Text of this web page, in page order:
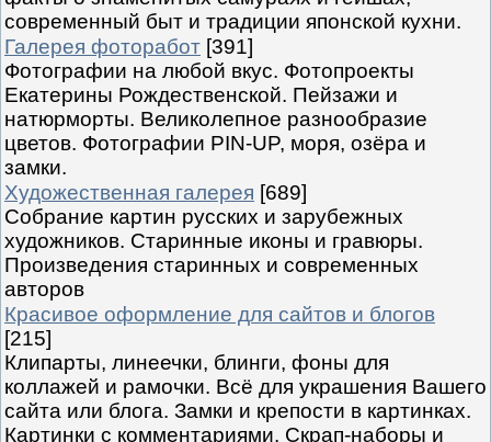
современный быт и традиции японской кухни.
Галерея фоторабот [391]
Фотографии на любой вкус. Фотопроекты
Екатерины Рождественской. Пейзажи и
натюрморты. Великолепное разнообразие
цветов. Фотографии PIN-UP, моря, озёра и
замки.
Художественная галерея [689]
Собрание картин русских и зарубежных
художников. Старинные иконы и гравюры.
Произведения старинных и современных
авторов
Красивое оформление для сайтов и блогов
[215]
Клипарты, линеечки, блинги, фоны для
коллажей и рамочки. Всё для украшения Вашего
сайта или блога. Замки и крепости в картинках.
Картинки с комментариями. Скрап-наборы и